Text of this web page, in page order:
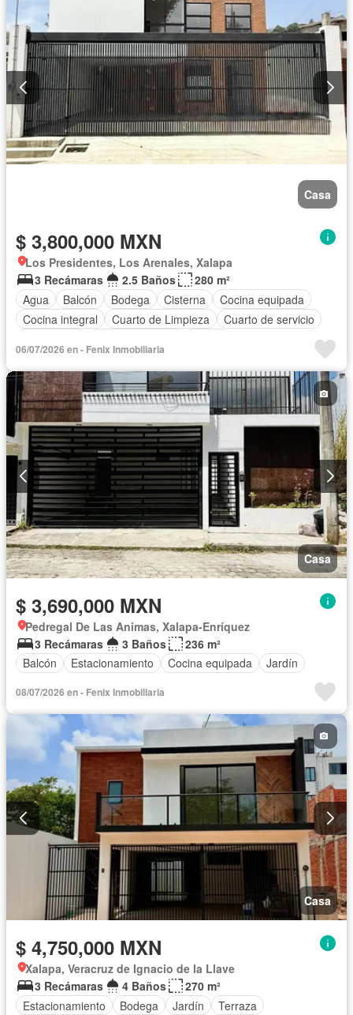
Casa
$ 3,800,000 MXN
Los Presidentes, Los Arenales, Xalapa
3 Recámaras
2.5 Baños
280 m²
Agua
Balcón Bodega Cisterna
Cocina equipada
Cocina integral
Cuarto de Limpieza
Cuarto de servicio
Recámara con closet
Azotea
Vista panorámica
Sin amueblar
06/07/2026 en - Fenix Inmobiliaria
Casa
$ 3,690,000 MXN
Pedregal De Las Animas, Xalapa-Enríquez
3 Recámaras
3 Baños
236 m²
Balcón
Estacionamiento Cocina equipada Jardín
08/07/2026 en - Fenix Inmobiliaria
Casa
$ 4,750,000 MXN
Xalapa, Veracruz de Ignacio de la Llave
3 Recámaras
4 Baños
270 m²
Estacionamiento
Bodega Jardín Terraza